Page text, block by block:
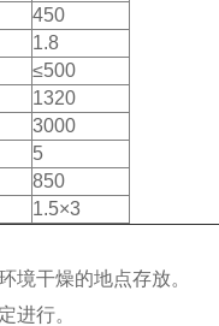
450
1.8
≤500
1320
3000
5
850
1.5×3
境干燥的地点存放。
进行。